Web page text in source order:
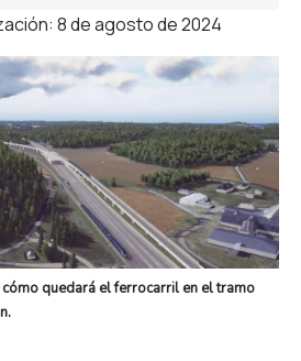
8 de agosto de 2024
quedará el ferrocarril en el tramo